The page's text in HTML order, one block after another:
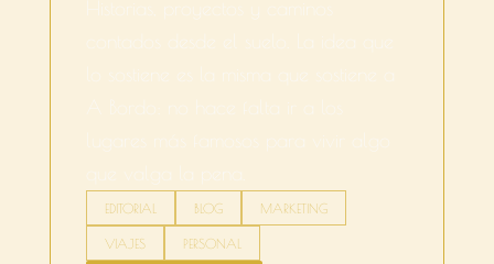
Historias, proyectos y caminos
contados desde el suelo. La idea que
lo sostiene es la misma que sostiene a
A Bordo: no hace falta ir a los
que valga la pena.
EDITORIAL BLOG MARKETING
VIAJES PERSONAL